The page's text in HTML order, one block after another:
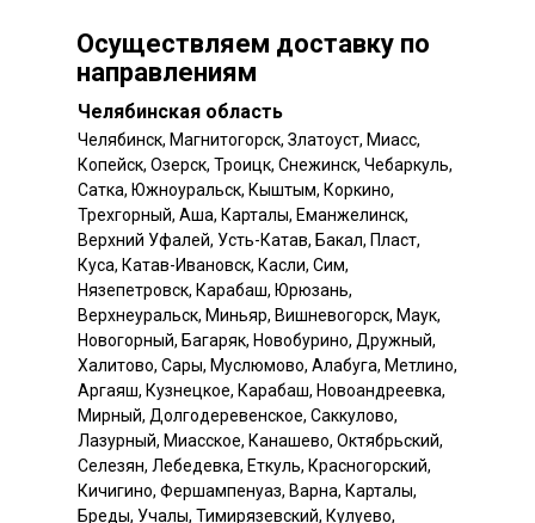
Челябинская область
Осуществляем доставку по
направлениям
Челябинск, Магнитогорск, Златоуст, Миасс,
Копейск, Озерск, Троицк, Снежинск, Чебаркуль,
Сатка, Южноуральск, Кыштым, Коркино,
Трехгорный, Аша, Карталы, Еманжелинск,
Верхний Уфалей, Усть-Катав, Бакал, Пласт,
Куса, Катав-Ивановск, Касли, Сим,
Нязепетровск, Карабаш, Юрюзань,
Верхнеуральск, Миньяр, Вишневогорск, Маук,
Новогорный, Багаряк, Новобурино, Дружный,
Халитово, Сары, Муслюмово, Алабуга, Метлино,
Аргаяш, Кузнецкое, Карабаш, Новоандреевка,
Мирный, Долгодеревенское, Саккулово,
Лазурный, Миасское, Канашево, Октябрьский,
Селезян, Лебедевка, Еткуль, Красногорский,
Кичигино, Фершампенуаз, Варна, Карталы,
Бреды, Учалы, Тимирязевский, Кулуево,